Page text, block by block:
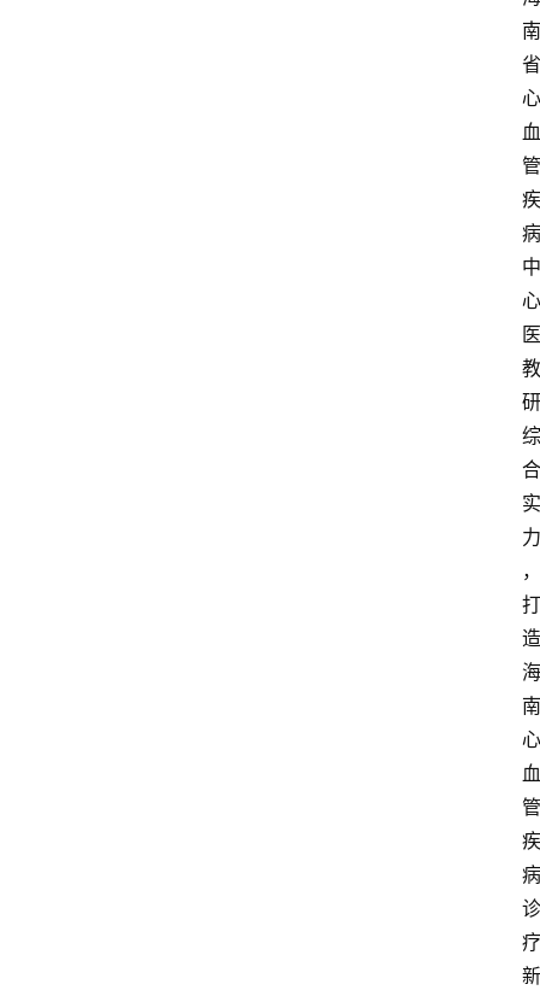
南
省
心
血
管
疾
病
中
心
医
教
研
综
合
实
力
，
打
造
海
南
心
血
管
疾
病
诊
疗
新